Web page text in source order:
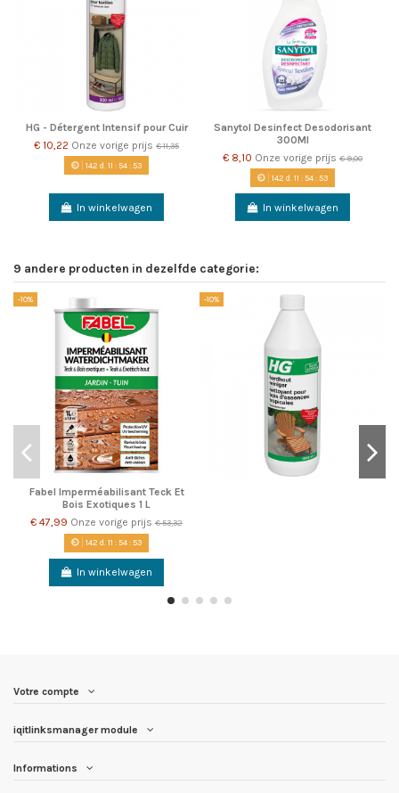
HG - Détergent Intensif pour Cuir
€ 10,22 Onze vorige prijs € 11,35
142 d. 11 :54:53
In winkelwagen
Sanytol Desinfect Desodorisant
300Ml
€ 8,10 Onze vorige prijs € 9,00
142 d. 11 :54:53
In winkelwagen
9 andere producten in dezelfde categorie:
-10%
Fabel Imperméabilisant Teck Et
Bois Exotiques 1 L
€ 47,99 Onze vorige prijs € 53,32
142 d. 11 :54:53
In winkelwagen
-10%
Votre compte
iqitlinksmanager module
Informations